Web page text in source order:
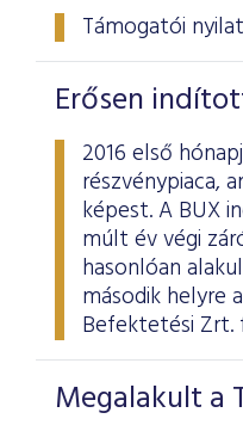
Támogatói
Erősen
2016 első
részvénypiaca,
képest. A BUX
múlt év végi
hasonlóan
második helyre
Befektetési
Megalakult a